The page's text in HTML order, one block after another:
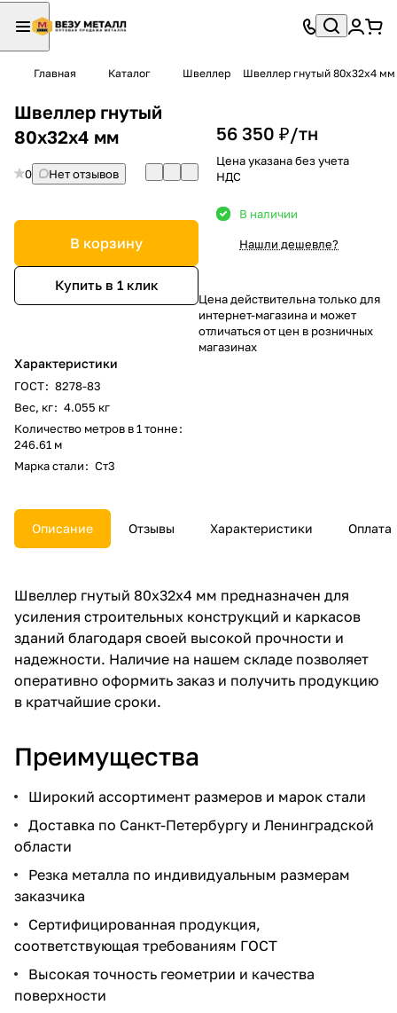
Главная Каталог Швеллер Швеллер гнутый 80х32х4 мм
Швеллер гнутый
80х32х4 мм
0 Нет отзывов
В корзину
Купить в 1 клик
Характеристики
ГОСТ: 8278-83
Вес, кг: 4.055 кг
Количество метров в 1 тонне:
246.61 м
Марка стали: Ст3
56 350 ₽/тн
Цена указана без учета
НДС
В наличии
Нашли дешевле?
Цена действительна только для
интернет-магазина и может
отличаться от цен в розничных
магазинах
Описание Отзывы Характеристики Оплата
Швеллер гнутый 80х32х4 мм предназначен для
усиления строительных конструкций и каркасов
зданий благодаря своей высокой прочности и
надежности. Наличие на нашем складе позволяет
оперативно оформить заказ и получить продукцию
в кратчайшие сроки.
Преимущества
Широкий ассортимент размеров и марок стали
Доставка по Санкт-Петербургу и Ленинградской
области
Резка металла по индивидуальным размерам
заказчика
Сертифицированная продукция,
соответствующая требованиям ГОСТ
Высокая точность геометрии и качества
поверхности